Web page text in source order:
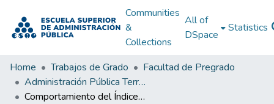
Communities
&
Collections
All of
DSpace
Statistics
Home Trabajos de Grado
Facultad de Pregrado
Administración Pública Territorial (APT)
Comportamiento del Índice de Natalidad en Tunja: causas y efectos de las decisiones reproductivas de los jóvenes de 18 a 28 años, de cara a una Gestión Local Sostenible 2025